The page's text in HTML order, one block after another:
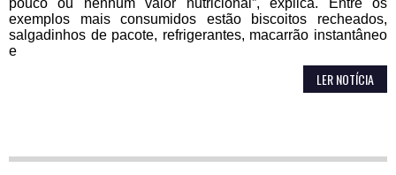
pouco ou nenhum valor nutricional”, explica. Entre os
exemplos mais consumidos estão biscoitos recheados,
salgadinhos de pacote, refrigerantes, macarrão instantâneo
e
LER NOTÍCIA